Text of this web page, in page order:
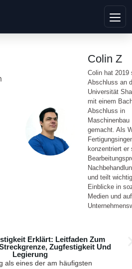
Colin Z
Colin hat 2019
Abschluss an
Universität
mit einem
Abschluss in
Maschinenbau
gemacht. Als
konzentriert er
und teilt
Einblicke in
Medien und
Erklärt: Leitfaden Zum
Zugfestigkeit Und
Legierung
als eines der am häufigsten